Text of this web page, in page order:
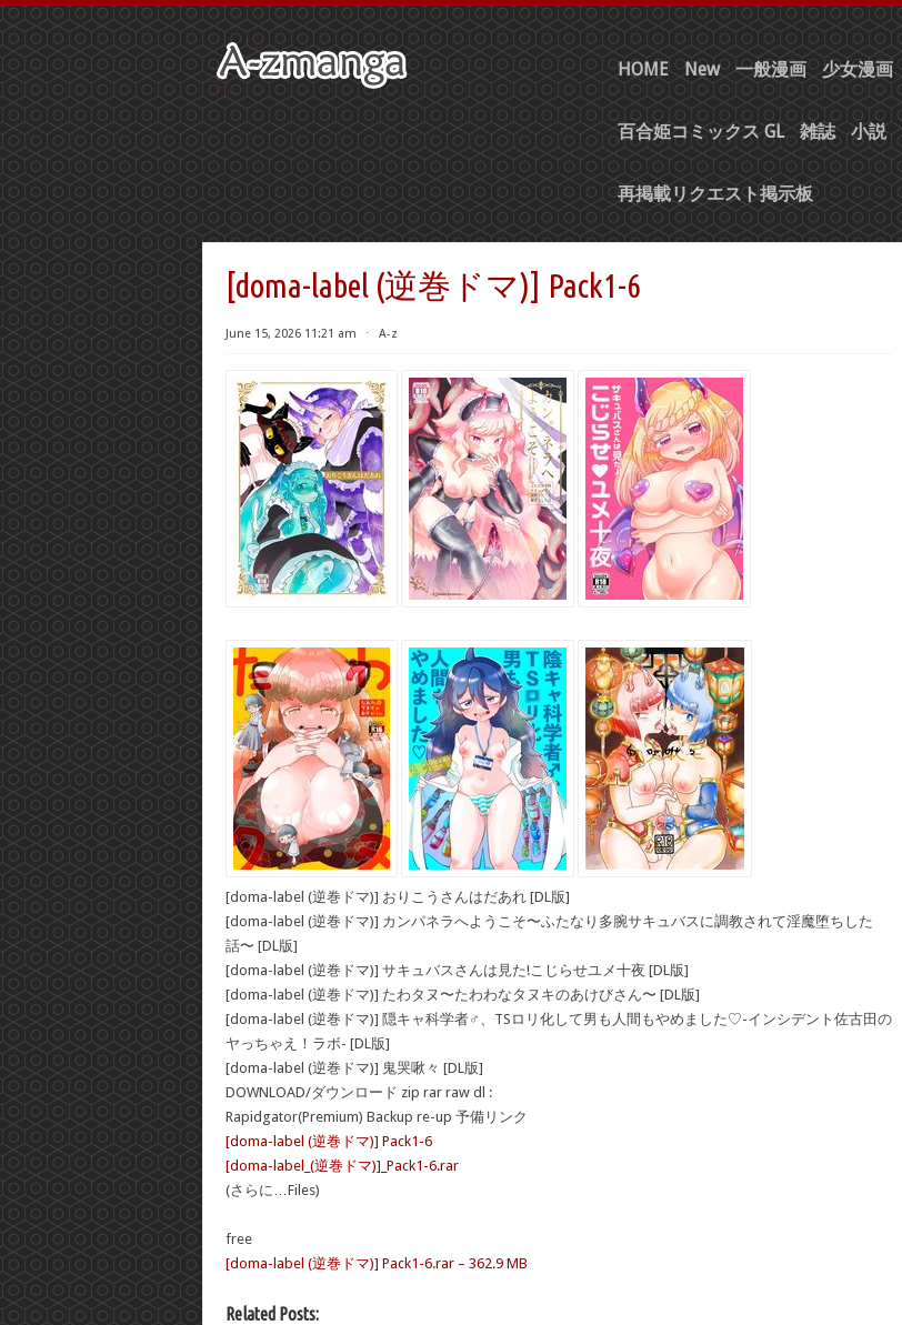
HOME New 一般漫画 少女漫画
百合姫コミックス GL 雑誌 小説
再掲載リクエスト掲示板
[doma-label (逆巻ドマ)] Pack1-6
June 15, 2026 11:21 am ⋅ A-z
[doma-label (逆巻ドマ)] おりこうさんはだあれ [DL版]
[doma-label (逆巻ドマ)] カンパネラへようこそ〜ふたなり多腕サキュバスに調教されて淫魔堕ちした
話〜 [DL版]
[doma-label (逆巻ドマ)] サキュバスさんは見た!こじらせユメ十夜 [DL版]
[doma-label (逆巻ドマ)] たわタヌ〜たわわなタヌキのあけびさん〜 [DL版]
[doma-label (逆巻ドマ)] 隠キャ科学者♂、TSロリ化して男も人間もやめました♡-インシデント佐古田の
ヤっちゃえ！ラボ- [DL版]
[doma-label (逆巻ドマ)] 鬼哭啾々 [DL版]
DOWNLOAD/ダウンロード zip rar raw dl :
Rapidgator(Premium) Backup re-up 予備リンク
[doma-label (逆巻ドマ)] Pack1-6
[doma-label_(逆巻ドマ)]_Pack1-6.rar
(さらに…Files)
free
[doma-label (逆巻ドマ)] Pack1-6.rar – 362.9 MB
Related Posts: